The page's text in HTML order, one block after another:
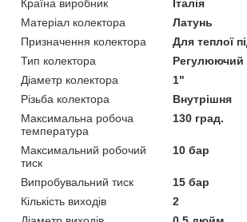
Країна виробник
Італія
Матеріал колектора
Латунь
Призначення колектора
Для теплої
Тип колектора
Регулюючий
Діаметр колектора
1"
Різьба колектора
Внутрішня
Максимальна робоча
температура
130 град.
Максимальний робочий
тиск
10 бар
Випробувальний тиск
15 бар
Кількість виходів
2